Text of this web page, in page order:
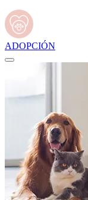
ADOPCIÓN